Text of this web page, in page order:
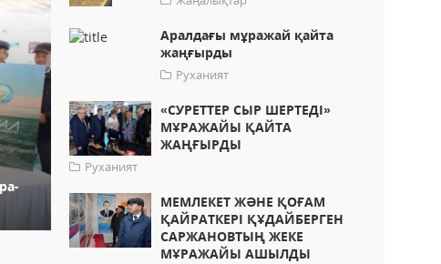
Аралдағы мұражай қайта
жаңғырды
Руханият
«СУРЕТТЕР СЫР ШЕРТЕДІ»
МҰРАЖАЙЫ ҚАЙТА
ЖАҢҒЫРДЫ
Руханият
МЕМЛЕКЕТ ЖӘНЕ ҚОҒАМ
ҚАЙРАТКЕРІ ҚҰДАЙБЕРГЕН
САРЖАНОВТЫҢ ЖЕКЕ
МҰРАЖАЙЫ АШЫЛДЫ